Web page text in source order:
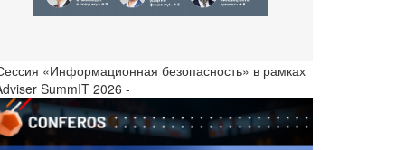
«Информационная безопасность» в рамках
SummIT 2026 -